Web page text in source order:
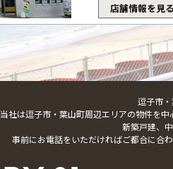
店舗情報を見る
逗子市
当社は逗子市・葉山町周辺エリアの物件を
新築戸建、
事前にお電話をいただければご都合に合